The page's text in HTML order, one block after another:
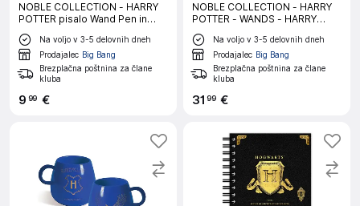
NOBLE COLLECTION - HARRY
POTTER pisalo Wand Pen in
zaznamek
Na voljo v 3-5 delovnih dneh
Prodajalec Big Bang
Brezplačna poštnina za člane
kluba
9 99 €
NOBLE COLLECTION - HARRY
POTTER - WANDS - HARRY
POTTER čarovniška palica
Na voljo v 3-5 delovnih dneh
Prodajalec Big Bang
Brezplačna poštnina za člane
kluba
31 99 €